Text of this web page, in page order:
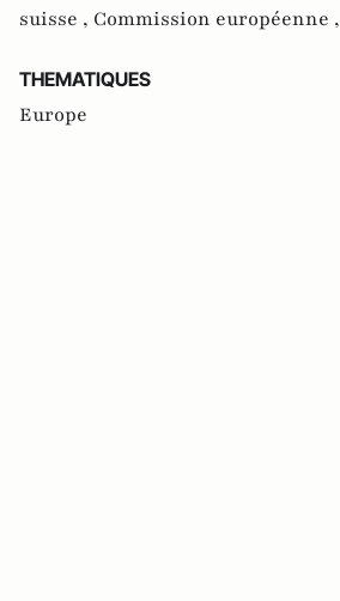
suisse , Commission européenne ,
THEMATIQUES
Europe